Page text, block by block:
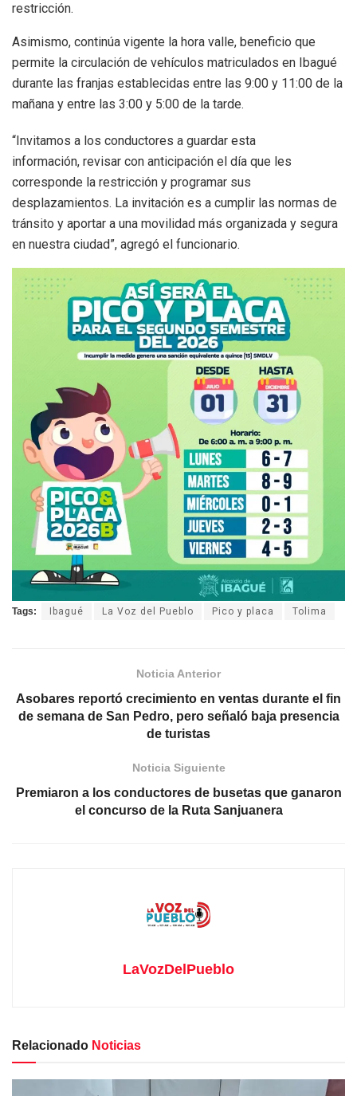
restricción.
Asimismo, continúa vigente la hora valle, beneficio que
permite la circulación de vehículos matriculados en Ibagué
durante las franjas establecidas entre las 9:00 y 11:00 de la
mañana y entre las 3:00 y 5:00 de la tarde.
“Invitamos a los conductores a guardar esta
información, revisar con anticipación el día que les
corresponde la restricción y programar sus
desplazamientos. La invitación es a cumplir las normas de
tránsito y aportar a una movilidad más organizada y segura
en nuestra ciudad”, agregó el funcionario.
Tags: Ibagué La Voz del Pueblo Pico y placa Tolima
Noticia Anterior
Asobares reportó crecimiento en ventas durante el fin
de semana de San Pedro, pero señaló baja presencia
de turistas
Noticia Siguiente
Premiaron a los conductores de busetas que ganaron
el concurso de la Ruta Sanjuanera
LaVozDelPueblo
Relacionado Noticias